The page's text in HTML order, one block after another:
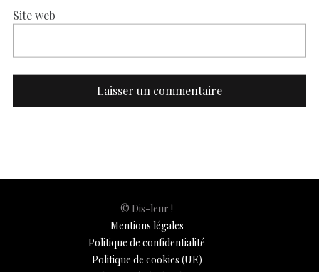
Site web
© Dis-leur !
Mentions légales
Politique de confidentialité
Politique de cookies (UE)